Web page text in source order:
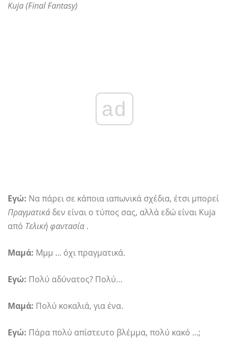
Kuja (Final Fantasy)
ad
Εγώ: Να πάρει σε κάποια ιαπωνικά σχέδια, έτσι μπορεί
Πραγματικά δεν είναι ο τύπος σας, αλλά εδώ είναι Kuja
από Τελική φαντασία .
Μαμά: Μμμ ... όχι πραγματικά.
Εγώ: Πολύ αδύνατος? Πολύ…
Μαμά: Πολύ κοκαλιά, για ένα.
Εγώ: Πάρα πολύ απίστευτο βλέμμα, πολύ κακό ...;